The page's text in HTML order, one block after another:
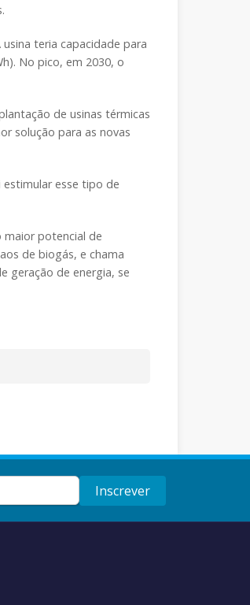
teria capacidade para
No pico, em 2030, o
de usinas térmicas
solução para as novas
esse tipo de
potencial de
de biogás, e chama
geração de energia, se
Inscrever